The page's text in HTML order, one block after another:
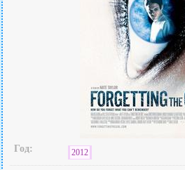
Год: 2012